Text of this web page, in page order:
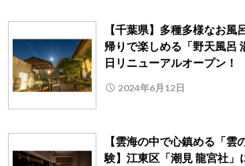
【千葉県】多種多様なお風
帰りで楽しめる「野天風呂
日リニューアルオープン！
2024年6月12日
【雲海の中で心鎮める「雲
験】江東区「潮見 龍宮社」